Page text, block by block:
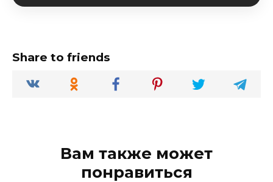
Share to friends
Вам также может
понравиться